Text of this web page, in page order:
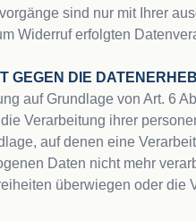
sind nur mit Ihrer
Widerruf erfolgten
GEGEN DIE
auf Grundlage von Art. 6
Verarbeitung ihrer
auf denen eine
Daten nicht mehr
überwiegen oder